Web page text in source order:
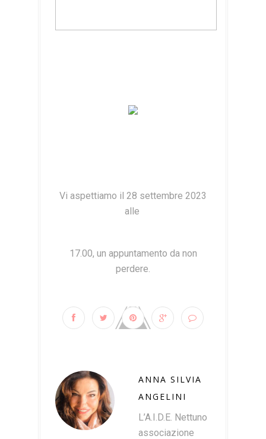
Vi aspettiamo il 28 settembre 2023
alle
17.00, un appuntamento da non
perdere.
ANNA SILVIA
ANGELINI
L’A.I.D.E. Nettuno
associazione